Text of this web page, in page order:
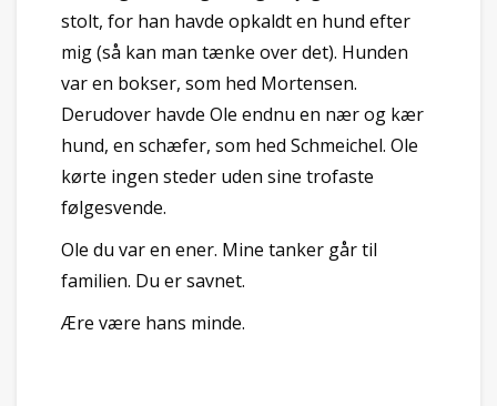
stolt, for han havde opkaldt en hund efter
mig (så kan man tænke over det). Hunden
var en bokser, som hed Mortensen.
Derudover havde Ole endnu en nær og kær
hund, en schæfer, som hed Schmeichel. Ole
kørte ingen steder uden sine trofaste
følgesvende.
Ole du var en ener. Mine tanker går til
familien. Du er savnet.
Ære være hans minde.